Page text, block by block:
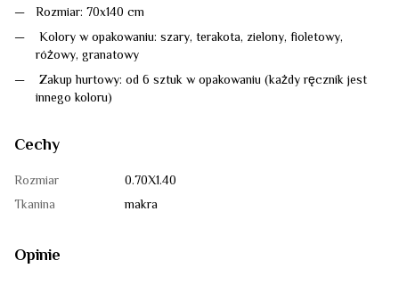
Rozmiar: 70x140 cm
Kolory w opakowaniu: szary, terakota, zielony, fioletowy,
różowy, granatowy
Zakup hurtowy: od 6 sztuk w opakowaniu (każdy ręcznik jest
innego koloru)
Cechy
Rozmiar
0.70Х1.40
Tkanina
makra
Opinie